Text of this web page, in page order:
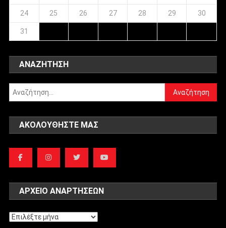
24 25 26 27 28 29 30
31
ΑΝΑΖΉΤΗΣΗ
Αναζήτηση
για:
ΑΚΟΛΟΥΘΉΣΤΕ ΜΑΣ
ΑΡΧΕΊΟ ΑΝΑΡΤΉΣΕΩΝ
Αρχείο